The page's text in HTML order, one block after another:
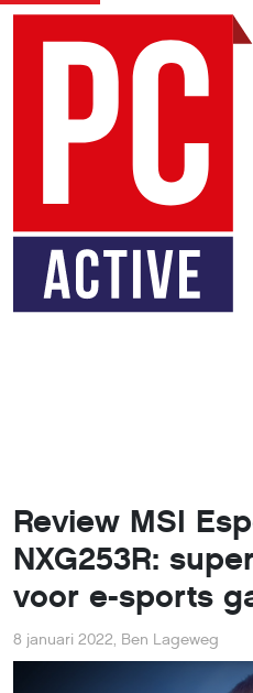
Review MSI
NXG253R:
voor e-sports
8 januari 2022, Ben Lageweg